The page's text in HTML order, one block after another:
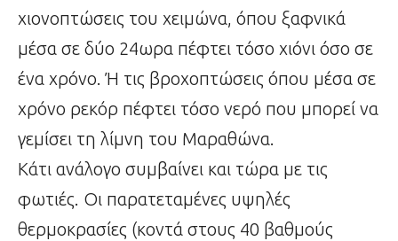
χιονοπτώσεις του χειμώνα, όπου ξαφνικά
μέσα σε δύο 24ωρα πέφτει τόσο χιόνι όσο σε
ένα χρόνο. Ή τις βροχοπτώσεις όπου μέσα σε
χρόνο ρεκόρ πέφτει τόσο νερό που μπορεί να
γεμίσει τη λίμνη του Μαραθώνα.
Κάτι ανάλογο συμβαίνει και τώρα με τις
φωτιές. Οι παρατεταμένες υψηλές
θερμοκρασίες (κοντά στους 40 βαθμούς